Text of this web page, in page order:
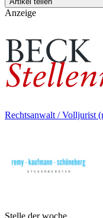
Anzeige
Rechtsanwalt / Volljurist